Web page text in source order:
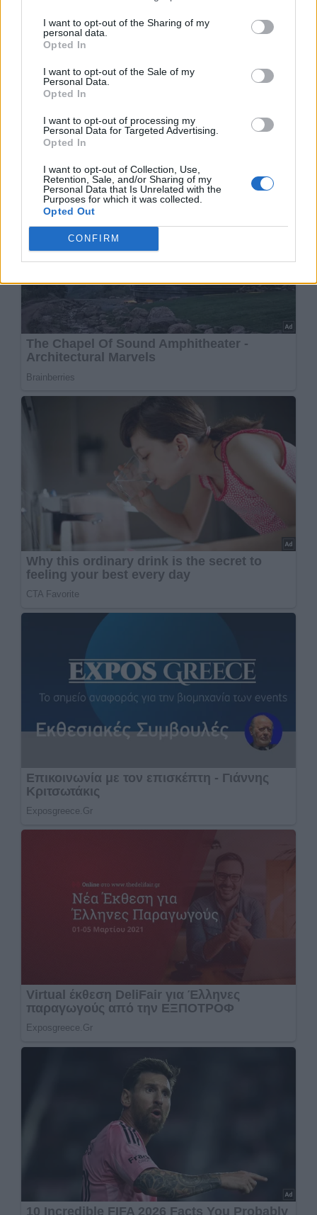
I want to opt-out of the Sharing of my
personal data.
Opted In
I want to opt-out of the Sale of my
Personal Data.
Opted In
I want to opt-out of processing my
Personal Data for Targeted Advertising.
Opted In
I want to opt-out of Collection, Use,
Retention, Sale, and/or Sharing of my
Personal Data that Is Unrelated with the
Purposes for which it was collected.
Opted Out
CONFIRM